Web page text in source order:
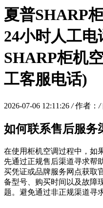
夏普SHARP
24小时人工
SHARP柜机
工客服电话)
2026-07-06 12:11:26 / 作者： /
如何联系售后服务
在使用柜机空调过程中，如
先通过正规售后渠道寻求帮
买凭证或品牌服务网点获取
备型号、购买时间以及故障
题。避免通过非正规渠道寻